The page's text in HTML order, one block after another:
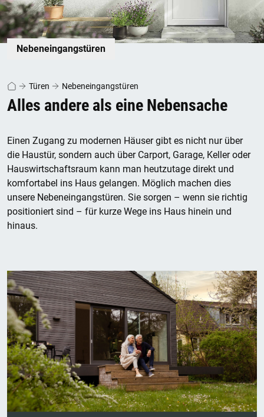
Nebeneingangstüren
Türen Nebeneingangstüren
Alles andere als eine Nebensache
Einen Zugang zu modernen Häuser gibt es nicht nur über
die Haustür, sondern auch über Carport, Garage, Keller oder
Hauswirtschaftsraum kann man heutzutage direkt und
komfortabel ins Haus gelangen. Möglich machen dies
unsere Nebeneingangstüren. Sie sorgen – wenn sie richtig
positioniert sind – für kurze Wege ins Haus hinein und
hinaus.